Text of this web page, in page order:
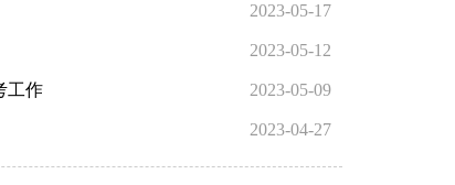
2023-05-17
2023-05-12
工作 2023-05-09
2023-04-27